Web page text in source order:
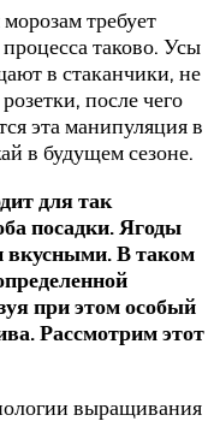
требует
таково. Усы
в стаканчики, не
после чего
эта манипуляция в
в будущем сезоне.
для так
посадки. Ягоды
вкусными. В таком
при этом особый
Рассмотрим этот
выращивания